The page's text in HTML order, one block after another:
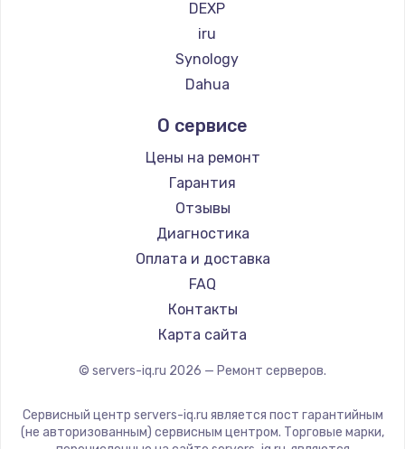
DEXP
iru
Synology
Dahua
О сервисе
Цены на ремонт
Гарантия
Отзывы
Диагностика
Оплата и доставка
FAQ
Контакты
Карта сайта
© servers-iq.ru 2026 — Ремонт серверов.
Сервисный центр servers-iq.ru является пост гарантийным
(не авторизованным) сервисным центром. Торговые марки,